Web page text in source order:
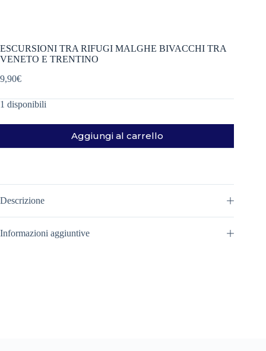
ESCURSIONI TRA RIFUGI MALGHE BIVACCHI TRA
VENETO E TRENTINO
9,90€
1 disponibili
Aggiungi al carrello
Descrizione
Informazioni aggiuntive